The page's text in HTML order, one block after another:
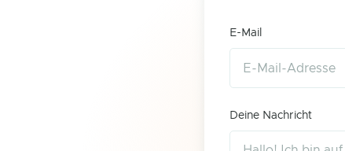
E-Mail
Deine Nachricht